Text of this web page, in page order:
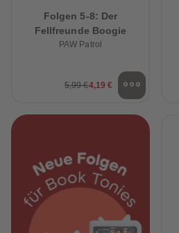
Folgen 5-8: Der
Fellfreunde Boogie
PAW Patrol
5,99 €4,19 €